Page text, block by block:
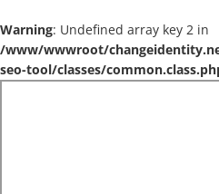
Warning: Undefined array key 2 in
/www/wwwroot/
seo-tool/classes/